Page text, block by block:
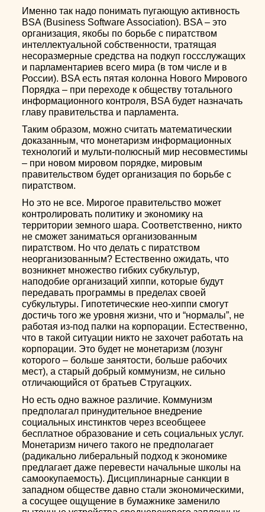
Именно так надо понимать пугающую активность
BSA (Business Software Association). BSA – это
организация, якобы по борьбе с пиратством
интеллектуальной собственности, тратящая
несоразмерные средства на подкуп госсслужащих
и парламентариев всего мира (в том числе и в
России). BSA есть пятая колонна Нового Мирового
Порядка – при переходе к обществу тотального
информационного контроля, BSA будет назначать
главу правительства и парламента.
Таким образом, можно считать математическии
доказанным, что монетаризм информационных
технологий и мульти-полюсный мир несовместимы
– при новом мировом порядке, мировым
правительством будет организация по борьбе с
пиратством.
Но это не все. Мирогое правительство может
контролировать политику и экономику на
территории земного шара. Соответственно, никто
не сможет заниматься организованным
пиратством. Но что делать с пиратством
неорганизованным? Естественно ожидать, что
возникнет множество гибких субкультур,
наподобие организаций хиппи, которые будут
передавать программы в пределах своей
субкультуры. Гипотетические нео-хиппи смогут
достичь того же уровня жизни, что и “нормалы”, не
работая из-под палки на корпорации. Естественно,
что в такой ситуации никто не захочет работать на
корпорации. Это будет не монетаризм (лозунг
которого – больше занятости, больше рабочих
мест), а старый добрый коммунизм, не сильно
отличающийся от братьев Стругацких.
Но есть одно важное различие. Коммунизм
предполагал принудительное внедрение
социальных инстинктов через всеобщеее
бесплатное образование и сеть социальных услуг.
Монетаризм ничего такого не предполагает
(радикально либеральный подход к экономике
предлагает даже перевести начальные школы на
самоокупаемость). Дисциплинарные санкции в
западном обществе давно стали экономическими,
а сосущее ощущение в бумажнике заменило